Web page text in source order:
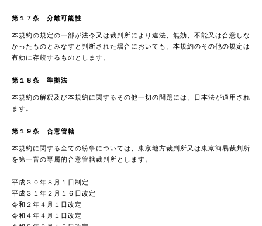
第１７条 分離可能性
本規約の規定の一部が法令又は裁判所により違法、無効、不能又は合意しな
かったものとみなすと判断された場合においても、本規約のその他の規定は
有効に存続するものとします。
第１８条 準拠法
本規約の解釈及び本規約に関するその他一切の問題には、日本法が適用され
ます。
第１９条 合意管轄
本規約に関する全ての紛争については、東京地方裁判所又は東京簡易裁判所
を第一審の専属的合意管轄裁判所とします。
平成３０年８月１日制定
平成３１年２月１６日改定
令和２年４月１日改定
令和４年４月１日改定